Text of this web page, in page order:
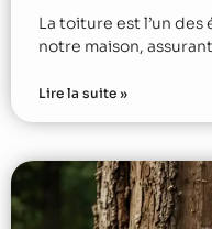
La toiture est l’un
notre maison,
Lire la suite »